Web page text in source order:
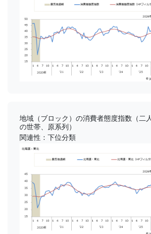
地域（ブロック）の消費者態度指数（二
の世帯、原系列）
関連性：下位分類